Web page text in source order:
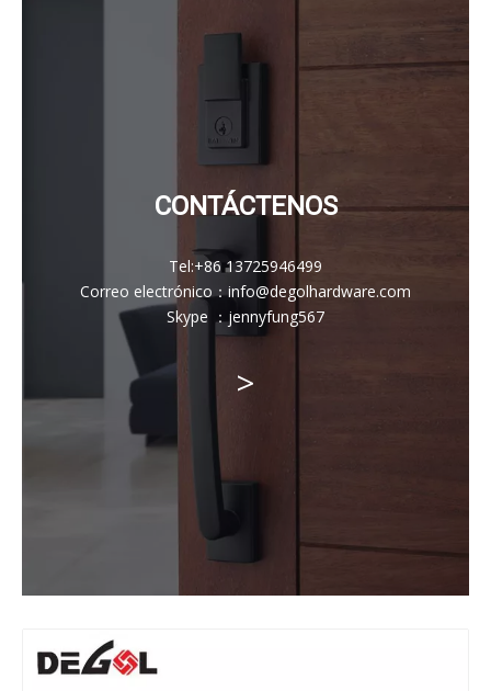
CONTÁCTENOS
Tel:+86 13725946499
Correo electrónico ： info@degolhardware.com
Skype ： jennyfung567
>